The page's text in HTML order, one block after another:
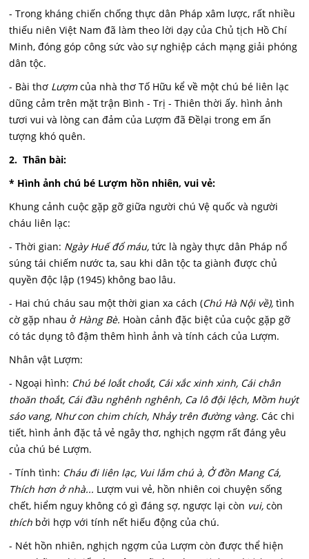
- Trong kháng chiến chống thực dân Pháp xâm lược, rất nhiều
thiếu niên Việt Nam đã làm theo lời dạy của Chủ tịch Hồ Chí
Minh, đóng góp công sức vào sự nghiệp cách mạng giải phóng
dân tộc.
- Bài thơ Lượmcủa nhà thơ Tố Hữu kể về một chú bé liên lạc
dũng cảm trên mặt trận Bình - Trị - Thiên thời ấy. hình ảnh
tươi vui và lòng can đảm của Lượm đã Đềlại trong em ấn
tượng khó quên.
2. Thân bài:
* Hình ảnh chú bé Lượm hồn nhiên, vui vẻ:
Khung cảnh cuộc gặp gỡ giữa người chú Vệ quốc và người
cháu liên lạc:
- Thời gian: Ngày Huế đổ máu, tức là ngày thực dân Pháp nổ
súng tái chiếm nước ta, sau khi dân tộc ta giành được chủ
quyền độc lập (1945) không bao lâu.
- Hai chú cháu sau một thời gian xa cách (Chú Hà Nội về), tình
cờ gặp nhau ở Hàng Bè. Hoàn cảnh đặc biệt của cuộc gặp gỡ
có tác dụng tô đậm thêm hình ảnh và tính cách của Lượm.
Nhân vật Lượm:
- Ngoại hình: Chú bé loắt choắt, Cái xắc xinh xinh, Cái chân
thoăn thoắt, Cái đầu nghênh nghênh, Ca lô đội lệch, Mồm huýt
sáo vang, Như con chim chích, Nhảy trên đường vàng. Các chi
tiết, hình ảnh đặc tả vẻ ngây thơ, nghịch ngợm rất đáng yêu
của chú bé Lượm.
- Tính tình: Cháu đi liên lạc, Vui lắm chú à, Ở đồn Mang Cá,
Thích hơn ở nhà... Lượm vui vẻ, hồn nhiên coi chuyện sống
chết, hiểm nguy không có gì đáng sợ, ngược lại còn vui, còn
thích bởi hợp với tính nết hiếu động của chú.
- Nét hồn nhiên, nghịch ngợm của Lượm còn được thể hiện